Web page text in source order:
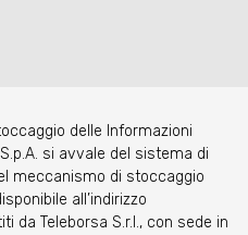
delle Informazioni
si avvale del sistema di
meccanismo di stoccaggio
all’indirizzo
da Teleborsa S.r.l., con sede in